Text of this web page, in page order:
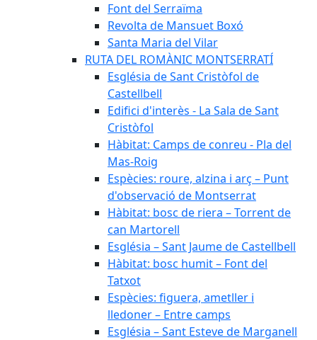
Font del Serraïma
Revolta de Mansuet Boxó
Santa Maria del Vilar
RUTA DEL ROMÀNIC MONTSERRATÍ
Església de Sant Cristòfol de
Castellbell
Edifici d'interès - La Sala de Sant
Cristòfol
Hàbitat: Camps de conreu - Pla del
Mas-Roig
Espècies: roure, alzina i arç – Punt
d'observació de Montserrat
Hàbitat: bosc de riera – Torrent de
can Martorell
Església – Sant Jaume de Castellbell
Hàbitat: bosc humit – Font del
Tatxot
Espècies: figuera, ametller i
lledoner – Entre camps
Església – Sant Esteve de Marganell